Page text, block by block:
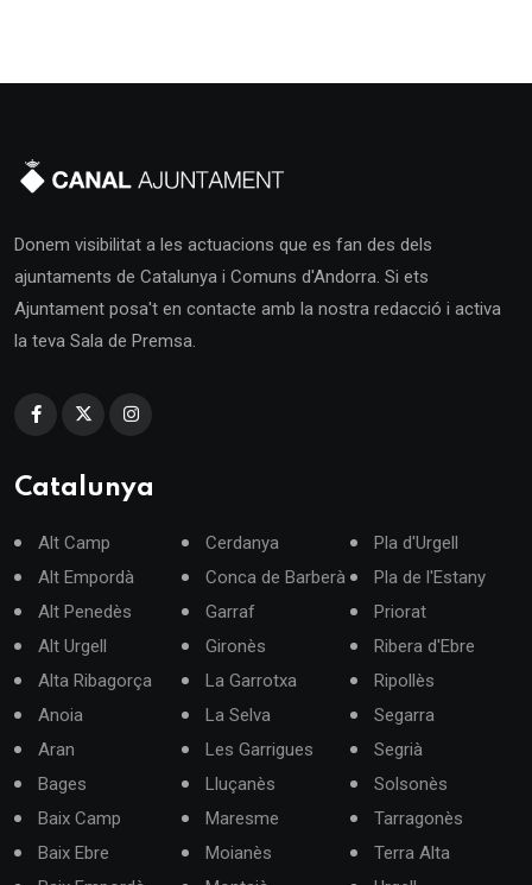
Donem visibilitat a les actuacions que es fan des dels
ajuntaments de Catalunya i Comuns d'Andorra. Si ets
Ajuntament posa't en contacte amb la nostra redacció i activa
la teva Sala de Premsa.
Catalunya
Alt Camp
Alt Empordà
Alt Penedès
Alt Urgell
Alta Ribagorça
Anoia
Aran
Bages
Baix Camp
Baix Ebre
Cerdanya
Conca de Barberà
Garraf
Gironès
La Garrotxa
La Selva
Les Garrigues
Lluçanès
Maresme
Moianès
Pla d'Urgell
Pla de l'Estany
Priorat
Ribera d'Ebre
Ripollès
Segarra
Segrià
Solsonès
Tarragonès
Terra Alta